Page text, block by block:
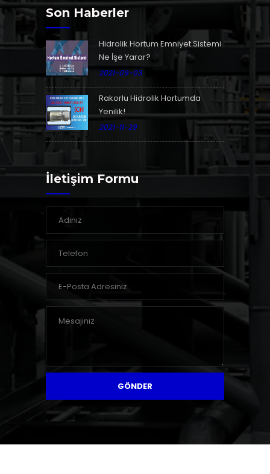
Son Haberler
Hidrolik Hortum Emniyet Sistemi
Ne İşe Yarar?
2021-09-03
Rakorlu Hidrolik Hortumda
Yenilik!
2021-11-29
İletişim Formu
GÖNDER